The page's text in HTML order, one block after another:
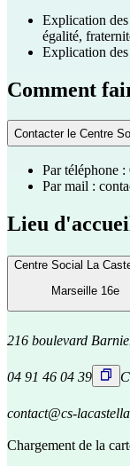
Explication
égalité,
Explication
Comment
Contacter le Centre
Par téléphone
Par mail :
Lieu
Centre Social La
Marseille 16e
216 boulevard
04 91 46 04 39
contact@cs-
Chargement de la